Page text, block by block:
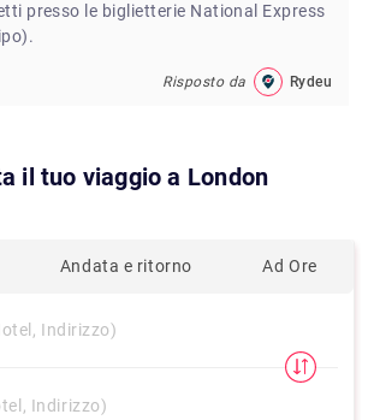
presso le biglietterie National Express
Risposto da Rydeu
il tuo viaggio a London
Andata e ritorno Ad Ore
Indirizzo)
Indirizzo)